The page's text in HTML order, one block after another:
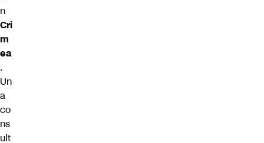
n
Cri
m
ea
.
Un
a
co
ns
ult